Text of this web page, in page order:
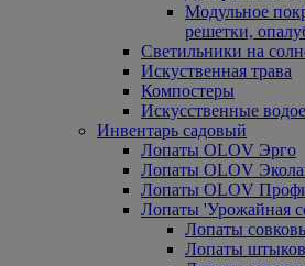
Модульное
решетки,
Светильники на
Искуственная трава
Компостеры
Искусственные
Инвентарь садовый
Лопаты OLOV Эрго
Лопаты OLOV
Лопаты OLOV
Лопаты 'Урожайная
Лопаты
Лопаты